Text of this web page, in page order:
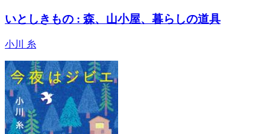
いとしきもの : 森、山小屋、暮らしの道具
小川 糸